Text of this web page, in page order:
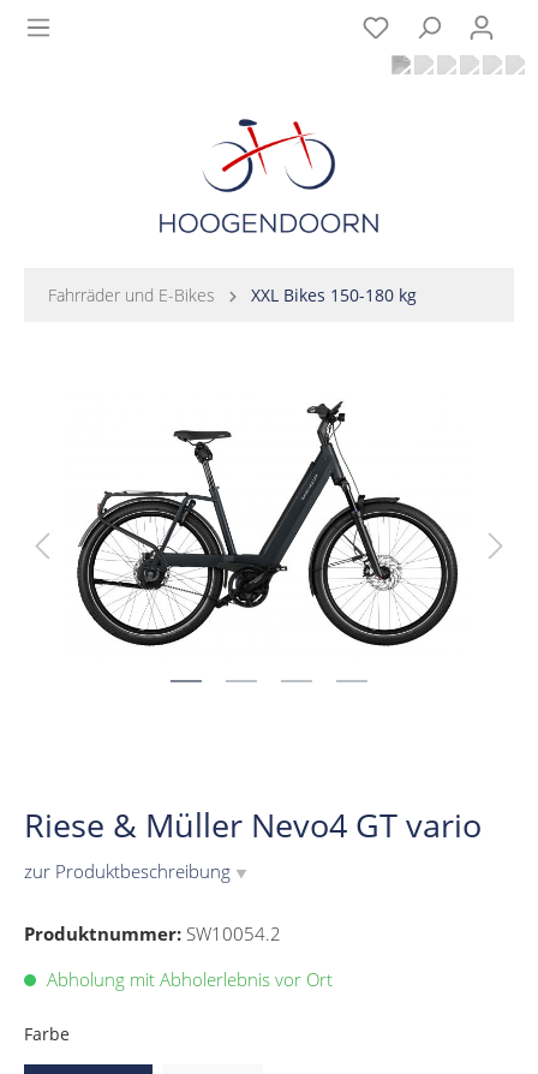
Fahrräder und E-Bikes XXL Bikes 150-180 kg
Riese & Müller Nevo4 GT vario
zur Produktbeschreibung ▼
Produktnummer: SW10054.2
Abholung mit Abholerlebnis vor Ort
Farbe